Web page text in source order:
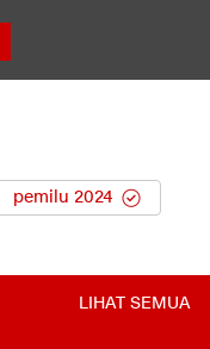
pemilu 2024
LIHAT SEMUA